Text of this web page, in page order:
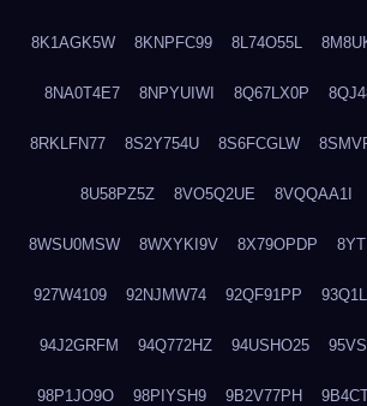
8K1AGK5W 8KNPFC99 8L74O55L
8NA0T4E7 8NPYUIWI 8Q67LX0P
8RKLFN77 8S2Y754U 8S6FCGLW
8U58PZ5Z 8VO5Q2UE 8VQQAA1I
8WSU0MSW 8WXYKI9V 8X79OPDP
927W4109 92NJMW74 92QF91PP
94J2GRFM 94Q772HZ 94USHO25
98P1JO9O 98PIYSH9 9B2V77PH